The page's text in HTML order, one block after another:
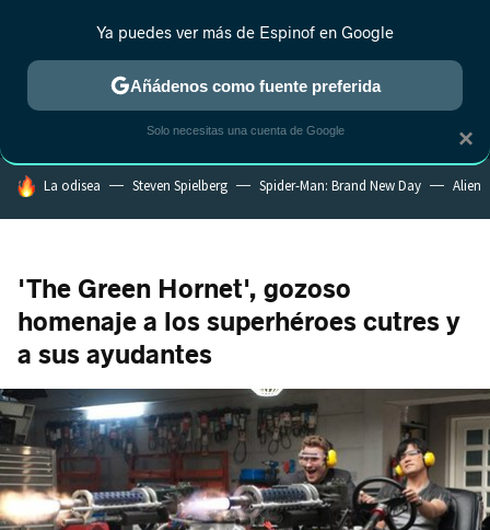
MENÚ NUEVO
ESTRENOS REALITY ANIME RANKINGS CINE
HOY SE HABLA DE
La odisea Steven Spielberg Spider-Man: Brand New Day Alien
'The Green Hornet', gozoso
homenaje a los superhéroes cutres y
a sus ayudantes
×
Ya puedes ver más de Espinof en Google
Añádenos como fuente preferida
Solo necesitas una cuenta de Google